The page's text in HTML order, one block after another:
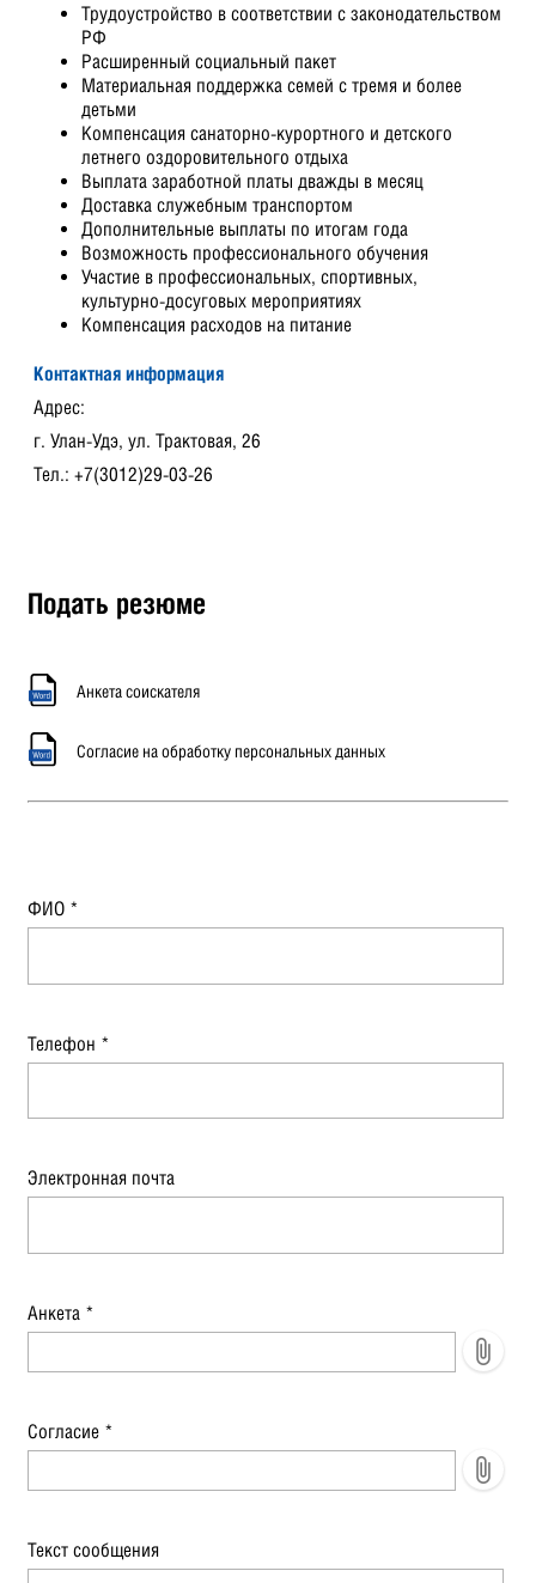
Трудоустройство в соответствии с законодательством
РФ
Расширенный социальный пакет
Материальная поддержка семей с тремя и более
детьми
Компенсация санаторно-курортного и детского
летнего оздоровительного отдыха
Выплата заработной платы дважды в месяц
Доставка служебным транспортом
Дополнительные выплаты по итогам года
Возможность профессионального обучения
Участие в профессиональных, спортивных,
культурно-досуговых мероприятиях
Компенсация расходов на питание
Контактная информация
Адрес:
г. Улан-Удэ, ул. Трактовая, 26
Тел.: +7(3012)29-03-26
Подать резюме
Анкета соискателя
Согласие на обработку персональных данных
ФИО *
Телефон *
Электронная почта
Анкета *
Согласие *
Текст сообщения